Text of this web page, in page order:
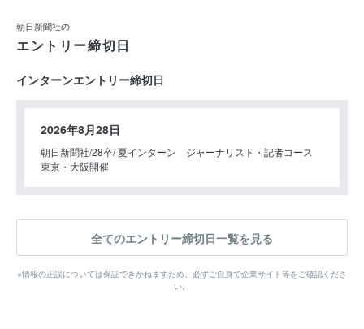
朝日新聞社の
エントリー締切日
インターンエントリー締切日
2026年8月28日
朝日新聞社 28卒夏インターン ジャーナリスト・記者コース
東京・大阪開催
全てのエントリー締切日一覧を見る
※情報の正誤については保証できかねますため、必ずご自身で企業サイト等をご確認くださ
い。